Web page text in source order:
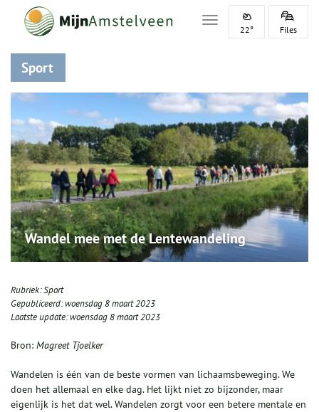
Toggle navigation
22° Files
Sport
Wandel mee met de Lentewandeling
Rubriek:Sport
Gepubliceerd:woensdag 8 maart 2023
Laatste update:woensdag 8 maart 2023
Bron: Magreet Tjoelker
Wandelen is één van de beste vormen van lichaamsbeweging. We
doen het allemaal en elke dag. Het lijkt niet zo bijzonder, maar
eigenlijk is het dat wel. Wandelen zorgt voor een betere mentale en